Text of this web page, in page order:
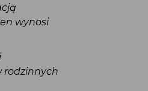
wynosi
rodzinnych